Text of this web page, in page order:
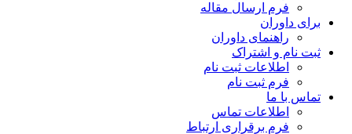
فرم ارسال مقاله
برای داوران
راهنمای داوران
ثبت نام و اشتراک
اطلاعات ثبت نام
فرم ثبت نام
تماس با ما
اطلاعات تماس
فرم برقراری ارتباط